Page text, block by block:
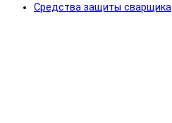
Средства защиты сварщика